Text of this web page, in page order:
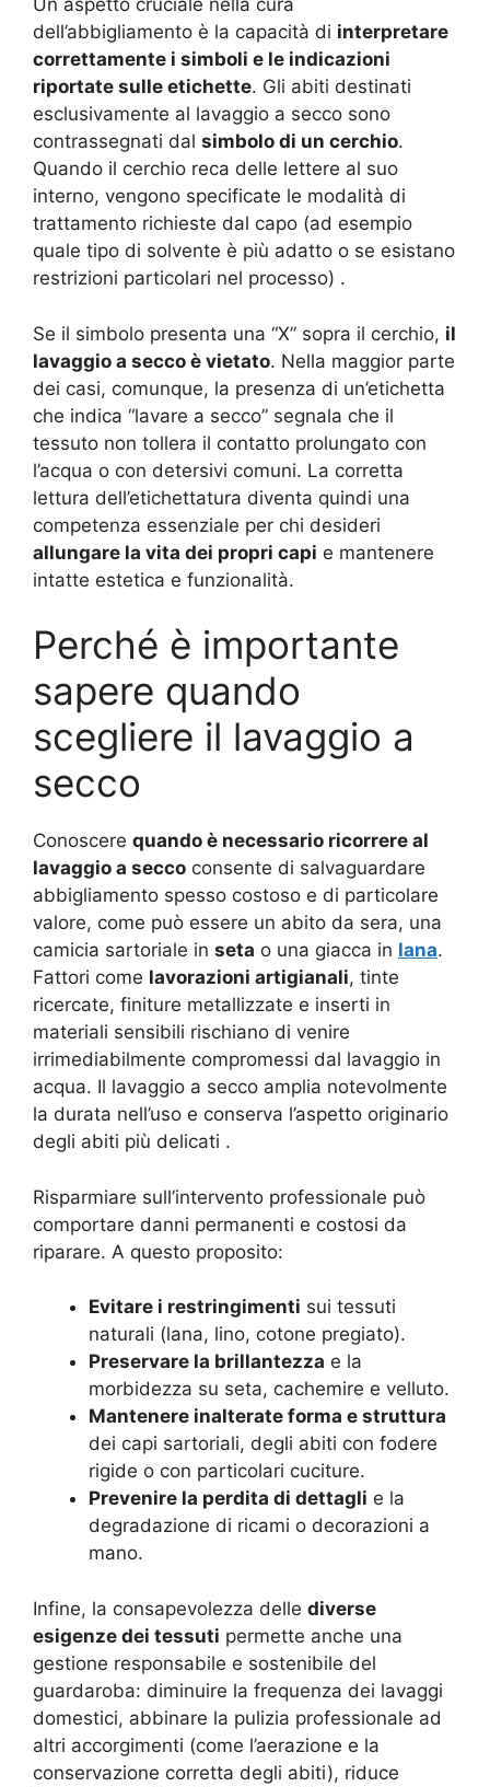
Un aspetto cruciale nella cura
dell’abbigliamento è la capacità di interpretare
correttamente i simboli e le indicazioni
riportate sulle etichette. Gli abiti destinati
esclusivamente al lavaggio a secco sono
contrassegnati dal simbolo di un cerchio.
Quando il cerchio reca delle lettere al suo
interno, vengono specificate le modalità di
trattamento richieste dal capo (ad esempio
quale tipo di solvente è più adatto o se esistano
restrizioni particolari nel processo) .
Se il simbolo presenta una “X” sopra il cerchio, il
lavaggio a secco è vietato. Nella maggior parte
dei casi, comunque, la presenza di un’etichetta
che indica “lavare a secco” segnala che il
tessuto non tollera il contatto prolungato con
l’acqua o con detersivi comuni. La corretta
lettura dell’etichettatura diventa quindi una
competenza essenziale per chi desideri
allungare la vita dei propri capi e mantenere
intatte estetica e funzionalità.
Perché è importante
sapere quando
scegliere il lavaggio a
secco
Conoscere quando è necessario ricorrere al
lavaggio a secco consente di salvaguardare
abbigliamento spesso costoso e di particolare
valore, come può essere un abito da sera, una
camicia sartoriale in seta o una giacca in lana.
Fattori come lavorazioni artigianali, tinte
ricercate, finiture metallizzate e inserti in
materiali sensibili rischiano di venire
irrimediabilmente compromessi dal lavaggio in
acqua. Il lavaggio a secco amplia notevolmente
la durata nell’uso e conserva l’aspetto originario
degli abiti più delicati .
Risparmiare sull’intervento professionale può
comportare danni permanenti e costosi da
riparare. A questo proposito:
Evitare i restringimenti sui tessuti
naturali (lana, lino, cotone pregiato).
Preservare la brillantezza e la
morbidezza su seta, cachemire e velluto.
Mantenere inalterate forma e struttura
dei capi sartoriali, degli abiti con fodere
rigide o con particolari cuciture.
Prevenire la perdita di dettagli e la
degradazione di ricami o decorazioni a
mano.
Infine, la consapevolezza delle diverse
esigenze dei tessuti permette anche una
gestione responsabile e sostenibile del
guardaroba: diminuire la frequenza dei lavaggi
domestici, abbinare la pulizia professionale ad
altri accorgimenti (come l’aerazione e la
conservazione corretta degli abiti), riduce